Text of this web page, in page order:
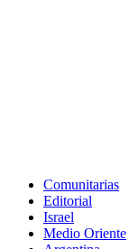
Comunitarias
Editorial
Israel
Medio Oriente